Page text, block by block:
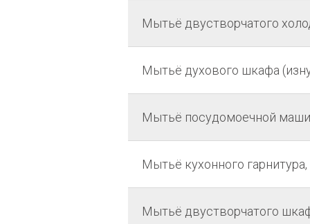
Мытьё двустворчатого
Мытьё духового шкафа
Мытьё посудомоечной
Мытьё кухонного
Мытьё двустворчатого